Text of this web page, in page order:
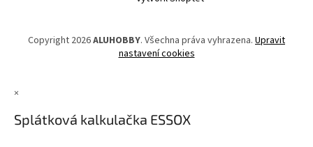
Copyright 2026ALUHOBBY. Všechna práva vyhrazena. Upravit
nastavení cookies
×
Splátková kalkulačka ESSOX